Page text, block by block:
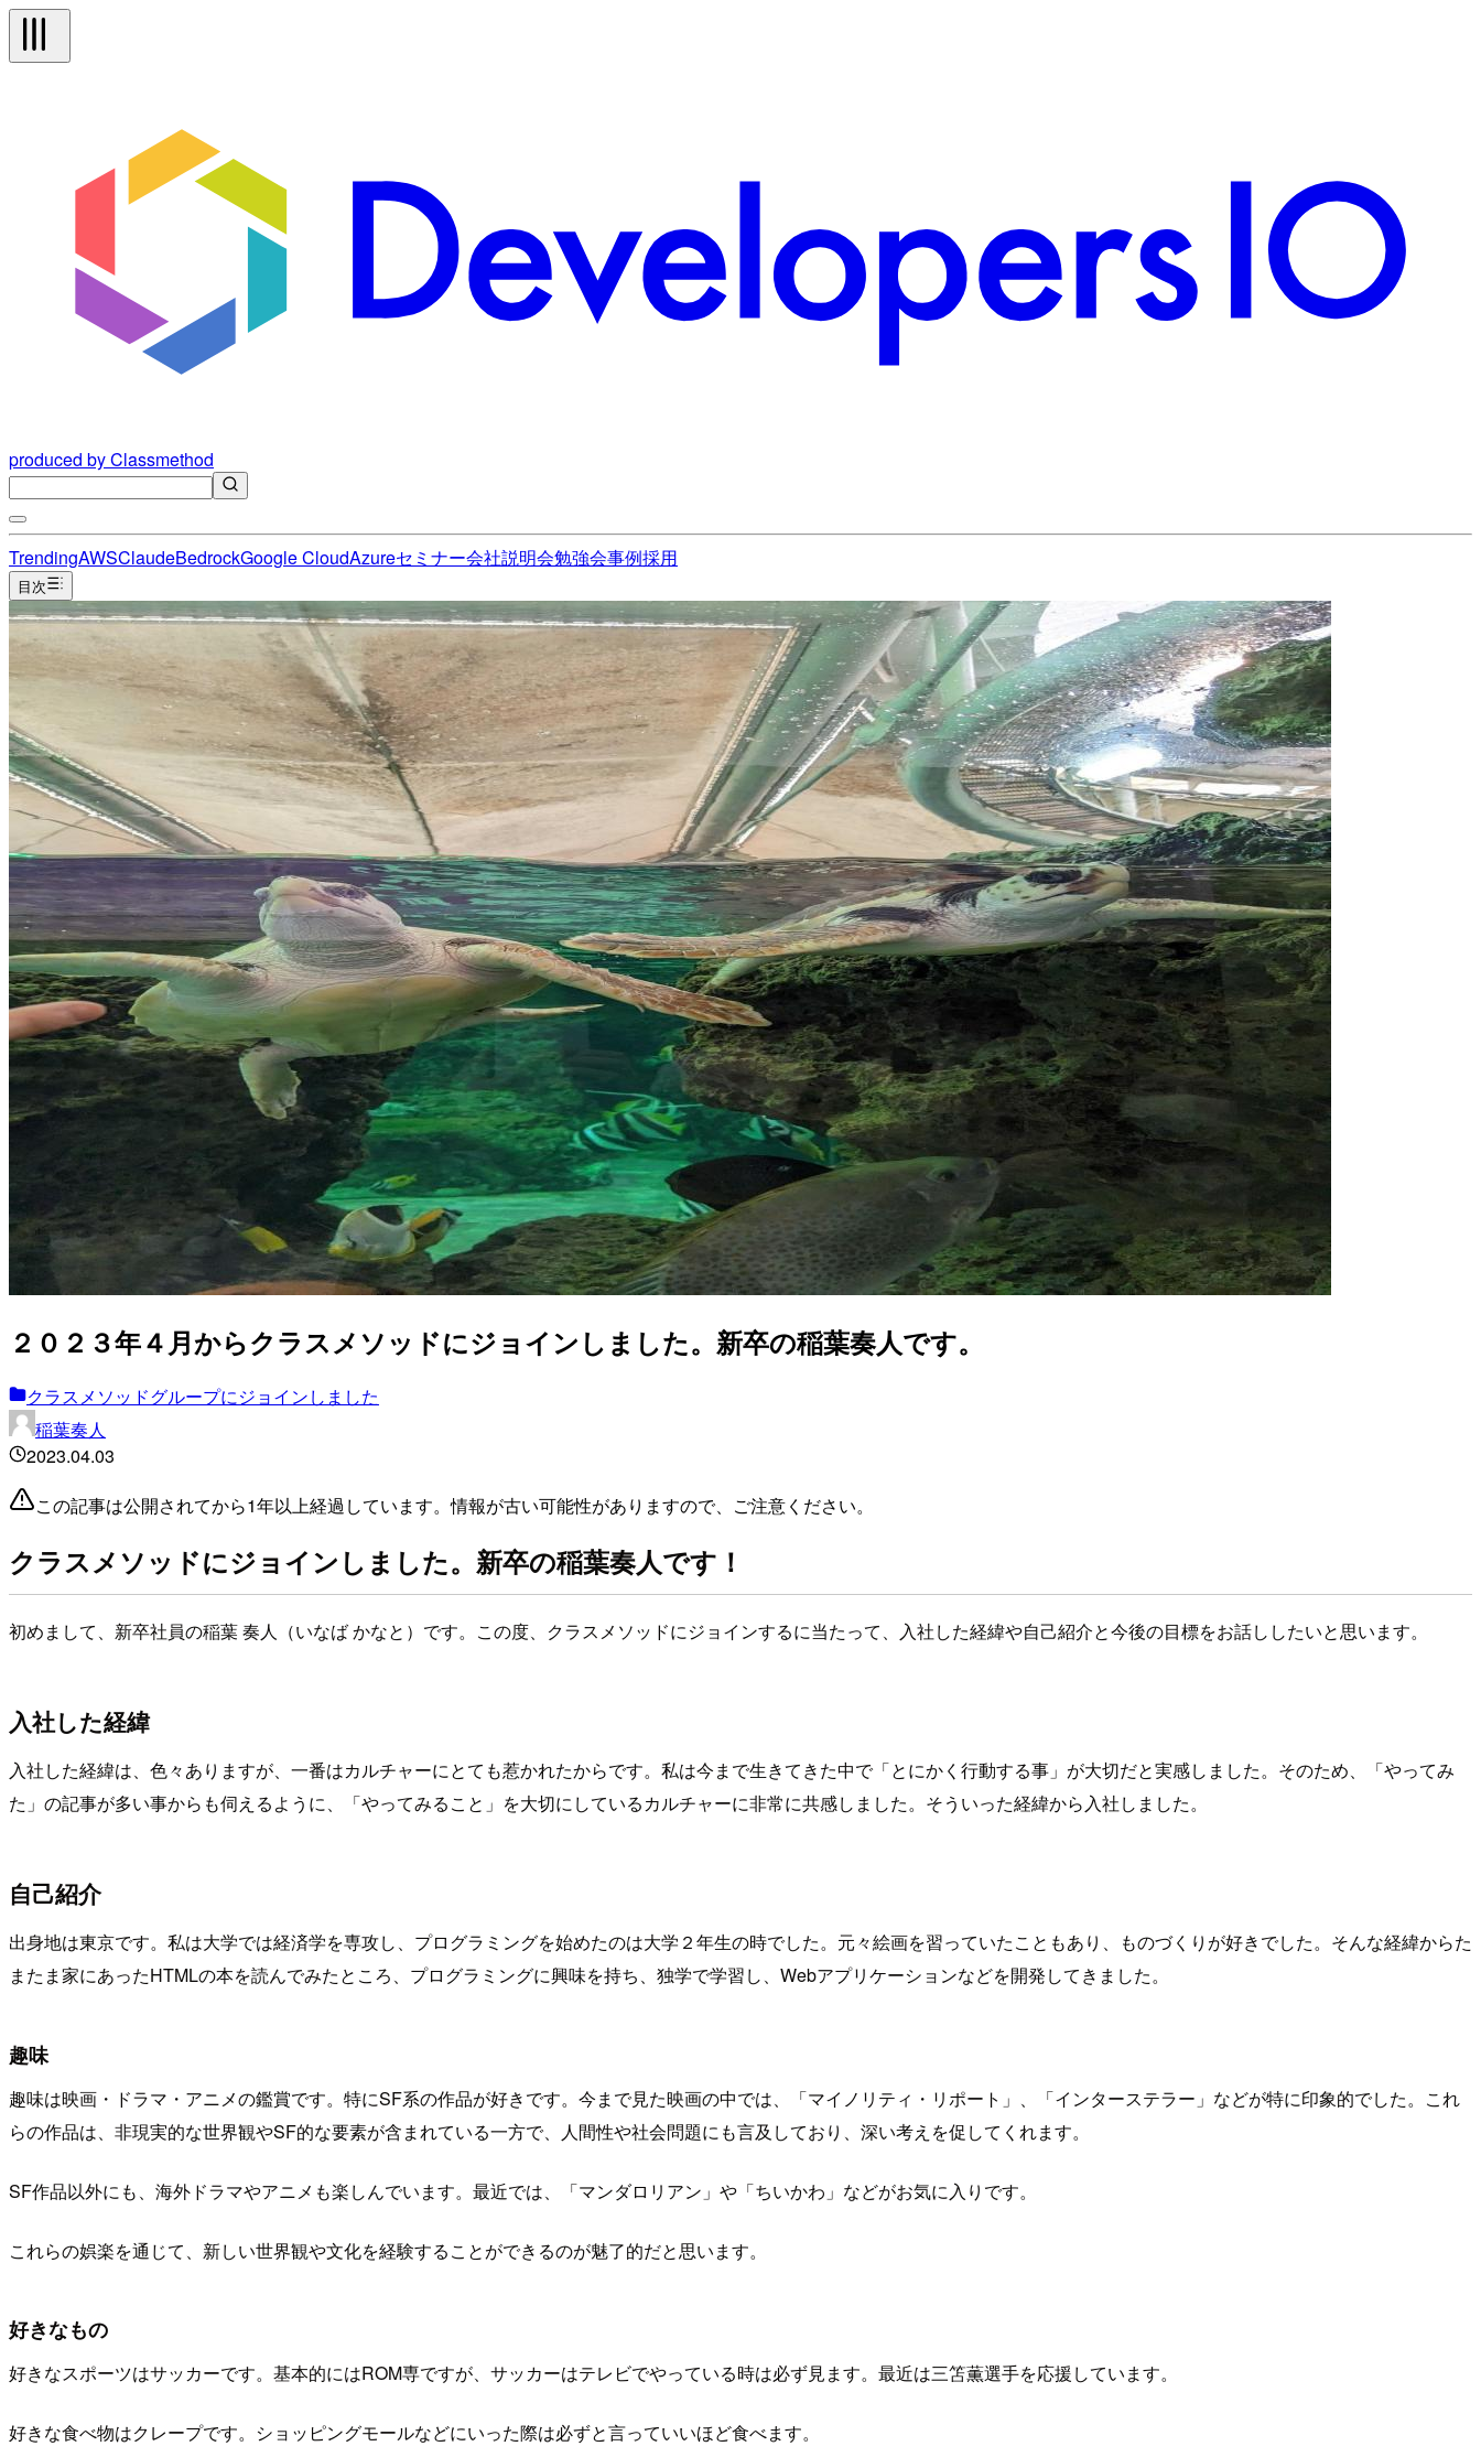
produced by Classmethod
TrendingAWSClaudeBedrockGoogle CloudAzureセミナー会社説明会勉強会事例採用
目次
２０２３年４月からクラスメソッドにジョインしました。新卒の稲葉奏人です。
クラスメソッドグループにジョインしました
稲葉奏人
2023.04.03
この記事は公開されてから1年以上経過しています。情報が古い可能性がありますので、ご注意ください。
クラスメソッドにジョインしました。新卒の稲葉奏人です！
初めまして、新卒社員の稲葉 奏人（いなば かなと）です。この度、クラスメソッドにジョインするに当たって、入社した経緯や自己紹介と今後の目標をお話ししたいと思います。
入社した経緯
入社した経緯は、色々ありますが、一番はカルチャーにとても惹かれたからです。私は今まで生きてきた中で「とにかく行動する事」が大切だと実感しました。そのため、「やってみ
た」の記事が多い事からも伺えるように、「やってみること」を大切にしているカルチャーに非常に共感しました。そういった経緯から入社しました。
自己紹介
出身地は東京です。私は大学では経済学を専攻し、プログラミングを始めたのは大学２年生の時でした。元々絵画を習っていたこともあり、ものづくりが好きでした。そんな経緯からた
またま家にあったHTMLの本を読んでみたところ、プログラミングに興味を持ち、独学で学習し、Webアプリケーションなどを開発してきました。
趣味
趣味は映画・ドラマ・アニメの鑑賞です。特にSF系の作品が好きです。今まで見た映画の中では、「マイノリティ・リポート」、「インターステラー」などが特に印象的でした。これ
らの作品は、非現実的な世界観やSF的な要素が含まれている一方で、人間性や社会問題にも言及しており、深い考えを促してくれます。
SF作品以外にも、海外ドラマやアニメも楽しんでいます。最近では、「マンダロリアン」や「ちいかわ」などがお気に入りです。
これらの娯楽を通じて、新しい世界観や文化を経験することができるのが魅了的だと思います。
好きなもの
好きなスポーツはサッカーです。基本的にはROM専ですが、サッカーはテレビでやっている時は必ず見ます。最近は三笘薫選手を応援しています。
好きな食べ物はクレープです。ショッピングモールなどにいった際は必ずと言っていいほど食べます。